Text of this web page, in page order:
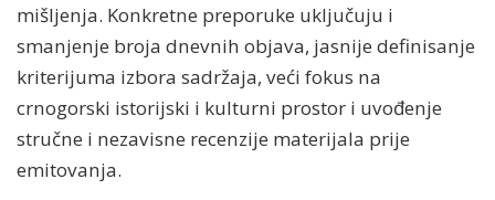
mišljenja. Konkretne preporuke uključuju i
smanjenje broja dnevnih objava, jasnije definisanje
kriterijuma izbora sadržaja, veći fokus na
crnogorski istorijski i kulturni prostor i uvođenje
stručne i nezavisne recenzije materijala prije
emitovanja.